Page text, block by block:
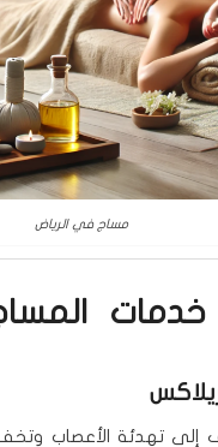
مساج في الرياض
خدمات
تهدئة الأعصاب